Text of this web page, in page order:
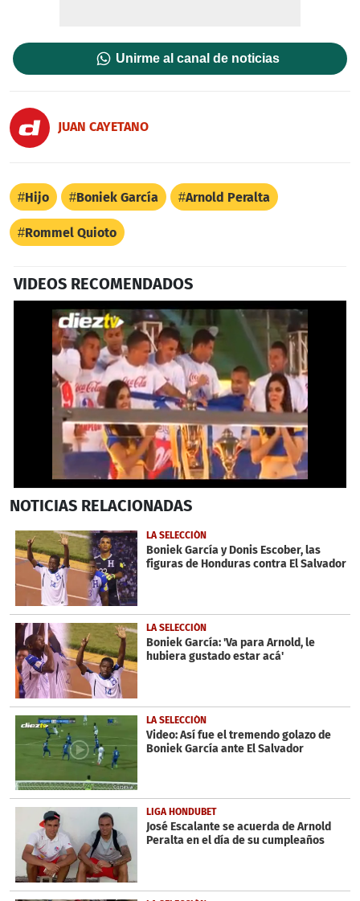
Unirme al canal de noticias
JUAN CAYETANO
Hijo Boniek García Arnold Peralta
Rommel Quioto
VIDEOS RECOMENDADOS
seconds
3
minutes,
42
seconds
NOTICIAS RELACIONADAS
LA SELECCIÓN
Boniek García y Donis Escober, las
figuras de Honduras contra El Salvador
LA SELECCIÓN
Boniek García: 'Va para Arnold, le
hubiera gustado estar acá'
LA SELECCIÓN
Video: Así fue el tremendo golazo de
Boniek García ante El Salvador
LIGA HONDUBET
José Escalante se acuerda de Arnold
Peralta en el día de su cumpleaños